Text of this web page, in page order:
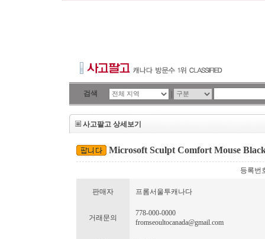
검색 |
사고팔고 상세보기
Microsoft Sculpt Comfort Mouse
등록번
판매자 프롬서울투캐나다
거래문의
778-000-0000
fromseoultocanada@gmail.com